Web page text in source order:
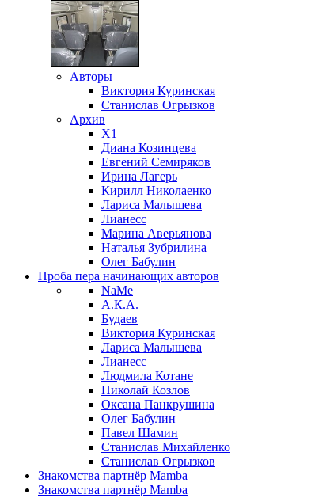
Авторы
Виктория Куринская
Станислав Огрызков
Архив
X1
Диана Козинцева
Евгений Семиряков
Ирина Лагерь
Кирилл Николаенко
Лариса Малышева
Лианесс
Марина Аверьянова
Наталья Зубрилина
Олег Бабулин
Проба пера начинающих авторов
NaMe
А.К.А.
Будаев
Виктория Куринская
Лариса Малышева
Лианесс
Людмила Котане
Николай Козлов
Оксана Панкрушина
Олег Бабулин
Павел Шамин
Станислав Михайленко
Станислав Огрызков
Знакомства партнёр Mamba
Знакомства партнёр Mamba